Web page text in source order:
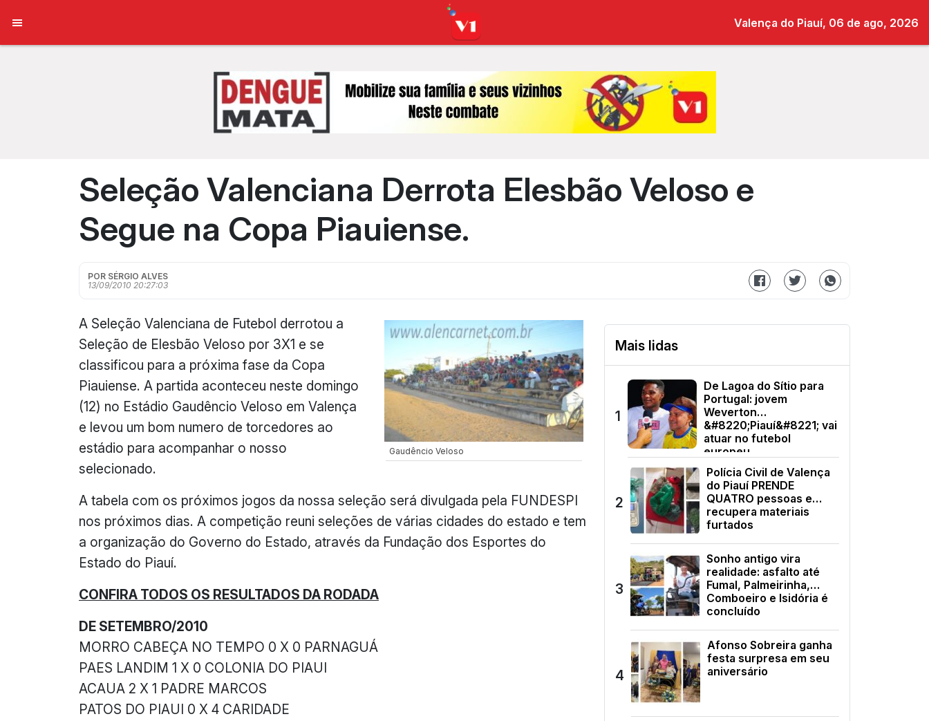
Valença do Piauí, 06 de ago, 2026
Seleção Valenciana Derrota Elesbão Veloso e
Segue na Copa Piauiense.
POR SÉRGIO ALVES
13/09/2010 20:27:03
Gaudêncio Veloso
A Seleção Valenciana de Futebol derrotou a
Seleção de Elesbão Veloso por 3X1 e se
classificou para a próxima fase da Copa
Piauiense. A partida aconteceu neste domingo
(12) no Estádio Gaudêncio Veloso em Valença
e levou um bom numero de torcedores ao
estádio para acompanhar o nosso
selecionado.
A tabela com os próximos jogos da nossa seleção será divulgada pela FUNDESPI
nos próximos dias. A competição reuni seleções de várias cidades do estado e tem
a organização do Governo do Estado, através da Fundação dos Esportes do
Estado do Piauí.
CONFIRA TODOS OS RESULTADOS DA RODADA
DE SETEMBRO/2010
MORRO CABEÇA NO TEMPO 0 X 0 PARNAGUÁ
PAES LANDIM 1 X 0 COLONIA DO PIAUI
ACAUA 2 X 1 PADRE MARCOS
PATOS DO PIAUI 0 X 4 CARIDADE
Mais lidas
1
De Lagoa do Sítio para
Portugal: jovem
Weverton
&#8220;Piauí&#8221; vai
atuar no futebol
europeu
2
Polícia Civil de Valença
do Piauí PRENDE
QUATRO pessoas e
recupera materiais
furtados
3
Sonho antigo vira
realidade: asfalto até
Fumal, Palmeirinha,
Comboeiro e Isidória é
concluído
4
Afonso Sobreira ganha
festa surpresa em seu
aniversário